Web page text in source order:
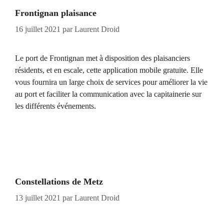
Frontignan plaisance
16 juillet 2021 parLaurent Droid
Le port de Frontignan met à disposition des plaisanciers
résidents, et en escale, cette application mobile gratuite. Elle
vous fournira un large choix de services pour améliorer la vie
au port et faciliter la communication avec la capitainerie sur
les différents événements.
Constellations de Metz
13 juillet 2021 parLaurent Droid